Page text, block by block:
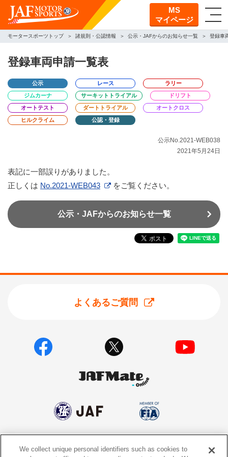
MS
マイページ
モータースポーツトップ 諸規則・公認情報 公示・JAFからのお知らせ一覧 登録車
登録車両申請一覧表
公示 レース
ラリー
ジムカーナ
サーキットトライアル
ドリフト
オートテスト
ダートトライアル
オートクロス
ヒルクライム
公認・登録
公示No.2021-WEB038
2021年5月24日
表記に一部誤りがありました。
正しくは No.2021-WEB043 をご覧ください。
公示・JAFからのお知らせ一覧
よくあるご質問
個人情報保護方針 個人情報の取り扱いについて
We collect unique personal identifiers such as cookies to